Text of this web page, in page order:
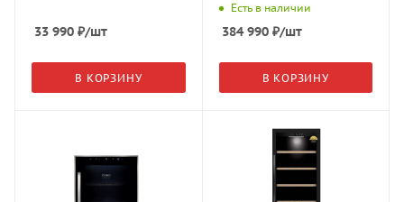
33 990 ₽/шт
В КОРЗИНУ
Есть в наличии
384 990₽/шт
В КОРЗИНУ